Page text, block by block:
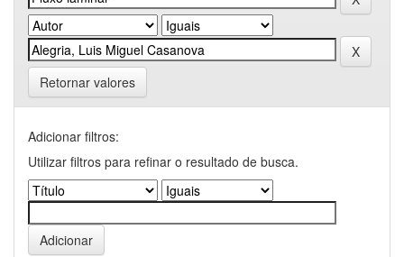
Retornar valores
Adicionar filtros:
Utilizar filtros para refinar o resultado de busca.